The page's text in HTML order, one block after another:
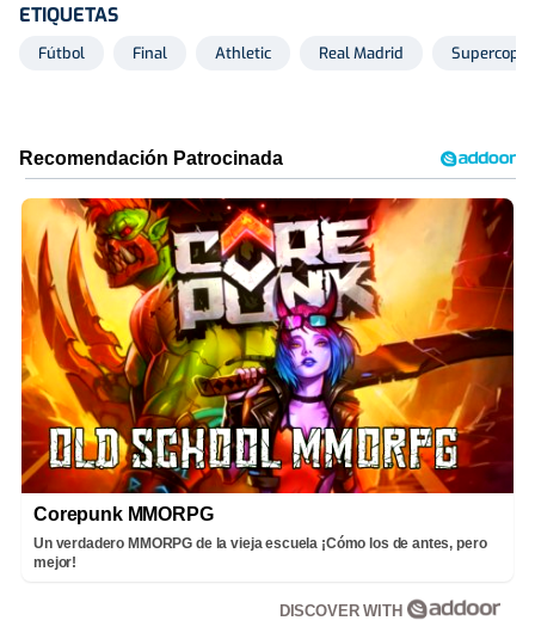
ETIQUETAS
Fútbol Final Athletic Real Madrid Supercopa
Corepunk MMORPG
Un verdadero MMORPG de la vieja escuela ¡Cómo los de antes, pero
mejor!
DISCOVER WITH